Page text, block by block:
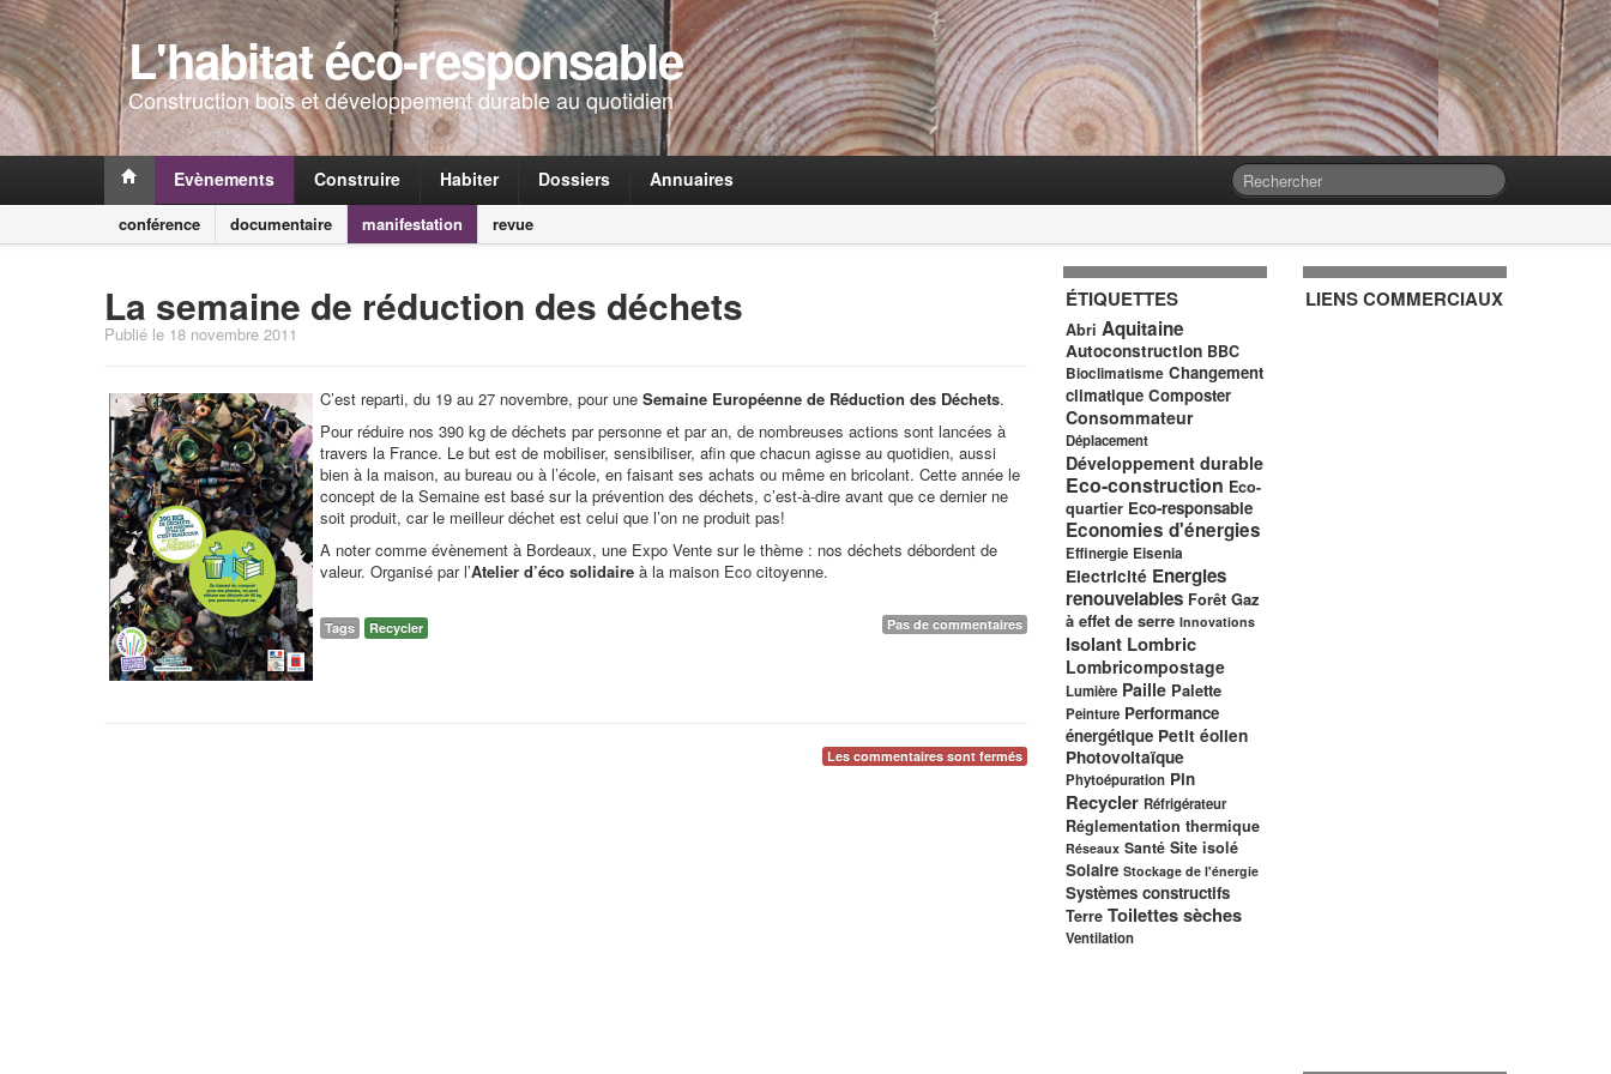
L'habitat éco-responsable
Construction bois et développement durable au quotidien
Evènements Construire Habiter Dossiers Annuaires
conférence documentaire manifestation revue
La semaine de réduction des déchets
Publié le 18 novembre 2011
C’est reparti, du 19 au 27 novembre, pour une Semaine Européenne de Réduction des Déchets.
Pour réduire nos 390 kg de déchets par personne et par an, de nombreuses actions sont lancées à
travers la France. Le but est de mobiliser, sensibiliser, afin que chacun agisse au quotidien, aussi
bien à la maison, au bureau ou à l’école, en faisant ses achats ou même en bricolant. Cette année le
concept de la Semaine est basé sur la prévention des déchets, c’est-à-dire avant que ce dernier ne
soit produit, car le meilleur déchet est celui que l’on ne produit pas!
A noter comme évènement à Bordeaux, une Expo Vente sur le thème : nos déchets débordent de
valeur. Organisé par l’Atelier d’éco solidaire à la maison Eco citoyenne.
Tags Recycler Pas de commentaires
Les commentaires sont fermés
ÉTIQUETTES
Abri Aquitaine
Autoconstruction BBC
Bioclimatisme Changement
climatique Composter
Consommateur
Déplacement
Développement durable
Eco-construction Eco-
quartier Eco-responsable
Economies d'énergies
Effinergie Eisenia
Electricité Energies
renouvelables Forêt Gaz
à effet de serre Innovations
Isolant Lombric
Lombricompostage
Lumière Paille Palette
Peinture Performance
énergétique Petit éolien
Photovoltaïque
Phytoépuration Pin
Recycler Réfrigérateur
Réglementation thermique
Réseaux Santé Site isolé
Solaire Stockage de l'énergie
Systèmes constructifs
Terre Toilettes sèches
Ventilation
LIENS COMMERCIAUX